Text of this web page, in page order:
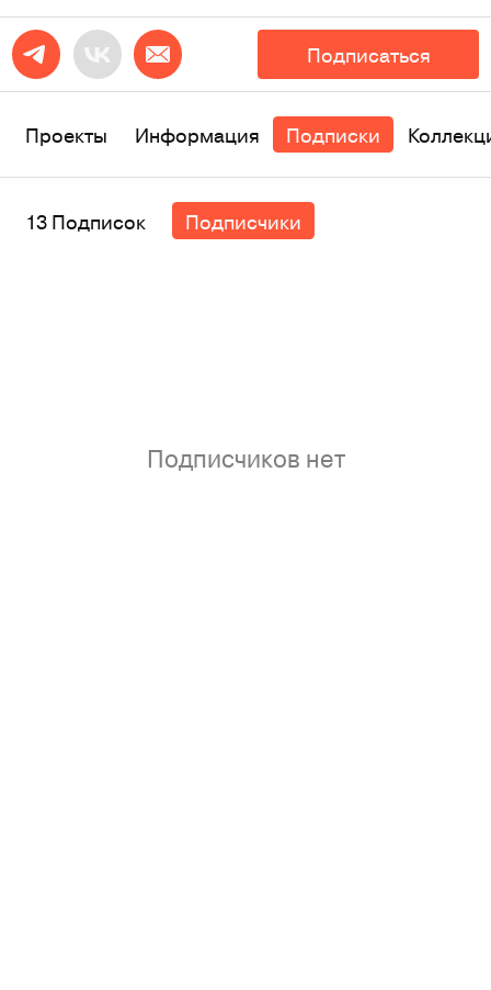
Подписаться
Проекты Информация Подписки
13 Подписок Подписчики
Подписчиков нет